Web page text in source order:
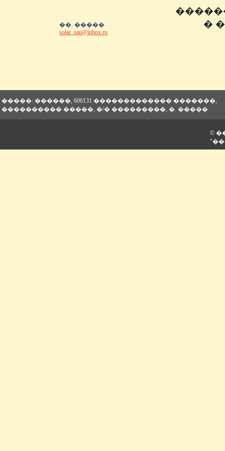
�
��. �����
solar_san@inbox.ru
�����: ������, 606131 ������������� �������,
���������� �����, �/� ���������, �. �����
©